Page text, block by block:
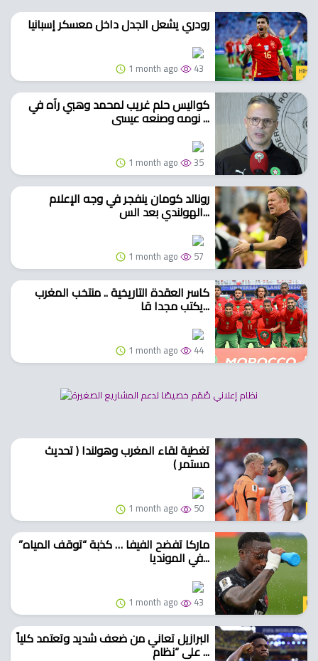
رودري يشعل الجدل داخل معسكر إسبانيا
1 month ago 43
كواليس حلم غريب لمحمد وهبي رآه في
نومه وصنعه عيسى ...
1 month ago 35
رونالد كومان ينفجر في وجه الإعلام
الهولندي بعد الس...
1 month ago 57
كاسر العقدة التاريخية .. منتخب المغرب
يكتب مجدا قا...
1 month ago 44
تغطية لقاء المغرب وهولندا ( تحديث
مستمر )
1 month ago 50
ماركا تفضح الفيفا … كذبة “توقف المياه”
في المونديا...
1 month ago 43
البرازيل تعاني من ضعف شديد وتعتمد كلياً
على “نظام ...